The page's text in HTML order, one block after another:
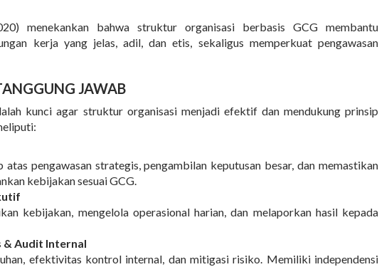
menekankan bahwa struktur organisasi berbasis GCG membantu
kerja yang jelas, adil, dan etis, sekaligus memperkuat pengawasan
JAWAB
kunci agar struktur organisasi menjadi efektif dan mendukung prinsip
atas pengawasan strategis, pengambilan keputusan besar, dan memastikan
kebijakan sesuai GCG.
kebijakan, mengelola operasional harian, dan melaporkan hasil kepada
& Audit Internal
efektivitas kontrol internal, dan mitigasi risiko. Memiliki independensi